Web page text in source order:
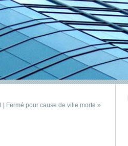
Fermé pour cause de ville morte »